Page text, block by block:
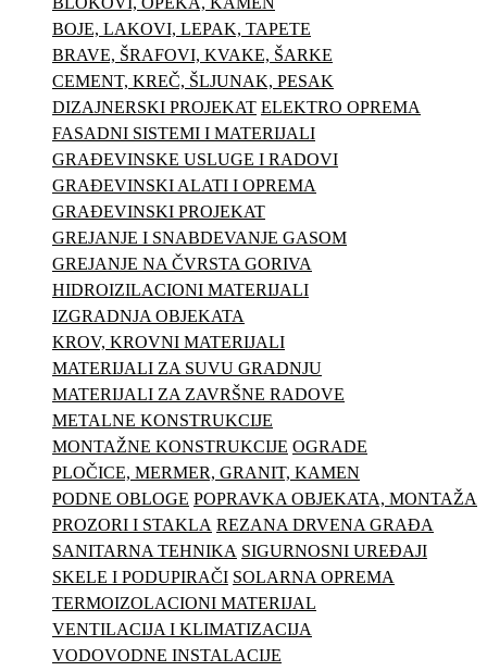
BOJE, LAKOVI, LEPAK, TAPETE
BRAVE, ŠRAFOVI, KVAKE, ŠARKE
CEMENT, KREČ, ŠLJUNAK, PESAK
DIZAJNERSKI PROJEKAT ELEKTRO OPREMA
FASADNI SISTEMI I MATERIJALI
GRAĐEVINSKE USLUGE I RADOVI
GRAĐEVINSKI ALATI I OPREMA
GRAĐEVINSKI PROJEKAT
GREJANJE I SNABDEVANJE GASOM
GREJANJE NA ČVRSTA GORIVA
HIDROIZILACIONI MATERIJALI
IZGRADNJA OBJEKATA
KROV, KROVNI MATERIJALI
MATERIJALI ZA SUVU GRADNJU
MATERIJALI ZA ZAVRŠNE RADOVE
METALNE KONSTRUKCIJE
MONTAŽNE KONSTRUKCIJE OGRADE
PLOČICE, MERMER, GRANIT, KAMEN
PODNE OBLOGE POPRAVKA OBJEKATA, MONTAŽA
PROZORI I STAKLA REZANA DRVENA GRAĐA
SANITARNA TEHNIKA SIGURNOSNI UREĐAJI
SKELE I PODUPIRAČI SOLARNA OPREMA
TERMOIZOLACIONI MATERIJAL
VENTILACIJA I KLIMATIZACIJA
VODOVODNE INSTALACIJE